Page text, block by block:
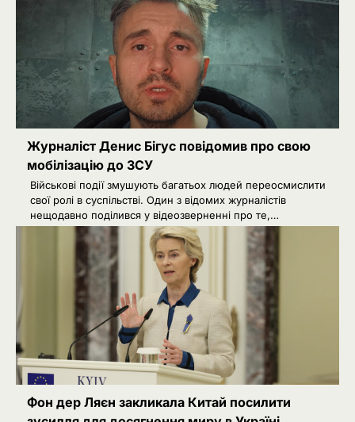
Журналіст Денис Бігус повідомив про свою
мобілізацію до ЗСУ
Військові події змушують багатьох людей переосмислити
свої ролі в суспільстві. Один з відомих журналістів
нещодавно поділився у відеозверненні про те,…
Фон дер Ляєн закликала Китай посилити
Сенат США підтримав новий пакет
санкцій проти Росії: що буде далі
Ivanov Ponomarenko
Київська нерухомість після 2025
року: які проєкти формують новий
вигляд столиці
Ivanov Ponomarenko
4
РФ готує удари по НАТО
українськими дронами